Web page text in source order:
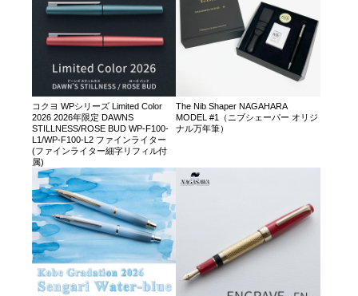
コクヨ WPシリーズ Limited Color
2026 2026年限定 DAWNS
STILLNESS/ROSE BUD WP-F100-
L1/WP-F100-L2 ファインライター
(ファインライター細字リフィル付
属)
The Nib Shaper NAGAHARA
MODEL #1（ニブシェーパー オリジ
ナル万年筆）